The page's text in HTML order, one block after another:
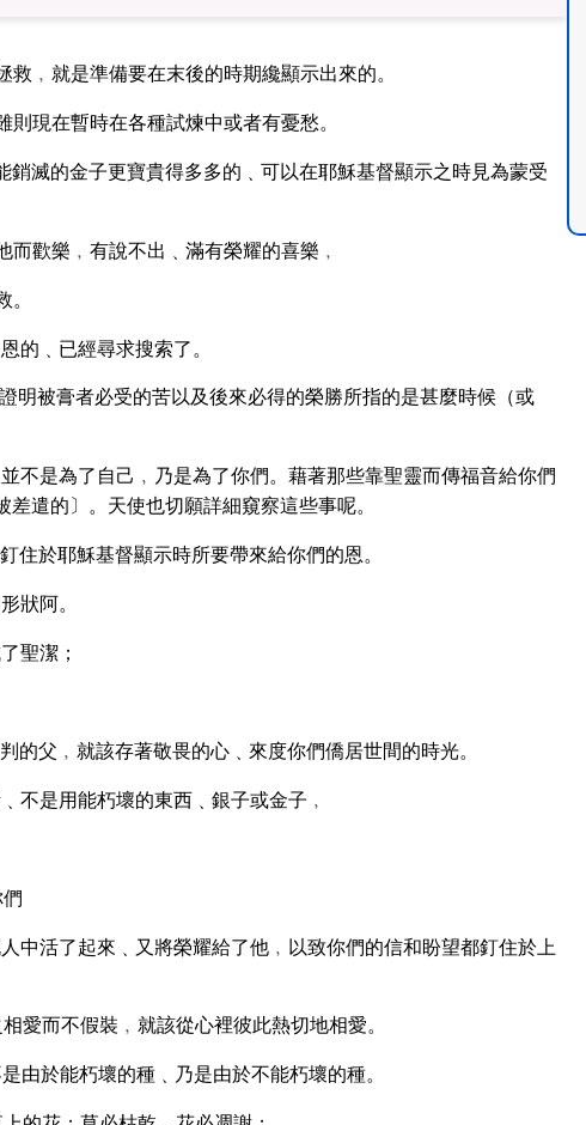
﹐就是準備要在末後的時期纔顯示出來的。
現在暫時在各種試煉中或者有憂愁。
滅的金子更寶貴得多多的﹑可以在耶穌基督顯示之時見為蒙受
歡樂﹐有說不出﹑滿有榮耀的喜樂﹐
的﹑已經尋求搜索了。
明被膏者必受的苦以及後來必得的榮勝所指的是甚麼時候（或
不是為了自己﹐乃是為了你們。藉著那些靠聖靈而傳福音給你們
遣的〕。天使也切願詳細窺察這些事呢。
於耶穌基督顯示時所要帶來給你們的恩。
狀阿。
聖潔；
父﹐就該存著敬畏的心﹑來度你們僑居世間的時光。
不是用能朽壞的東西﹑銀子或金子﹐
中活了起來﹑又將榮耀給了他﹐以致你們的信和盼望都釘住於上
愛而不假裝﹐就該從心裡彼此熱切地相愛。
由於能朽壞的種﹑乃是由於不能朽壞的種。